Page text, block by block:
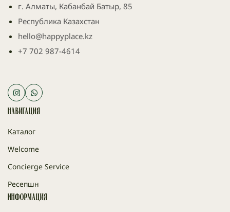
г. Алматы, Кабанбай Батыр, 85
Республика Казахстан
hello@happyplace.kz
+7 702 987-4614
Навигация
Каталог
Welcome
Concierge Service
Ресепшн
Информация